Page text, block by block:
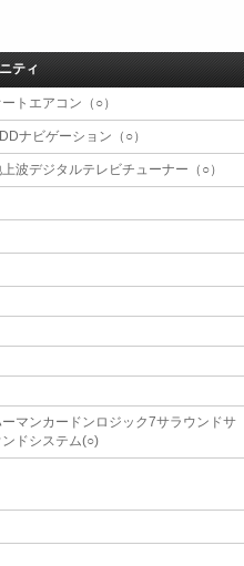
ティ
トエアコン（○）
ナビゲーション（○）
波デジタルテレビチューナー（○）
マンカードンロジック7サラウンドサ
ドシステム(○)